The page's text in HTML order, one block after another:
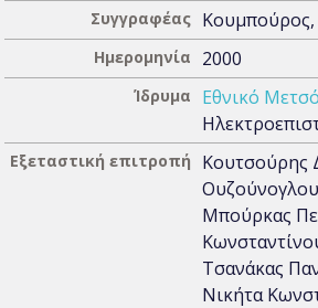
Συγγραφέας
Ημερομηνία 2000
Ίδρυμα Εθνικό
Εξεταστική επιτροπή
Κουτσούρης
Μπούρκας
Τσανάκας
Νικήτα